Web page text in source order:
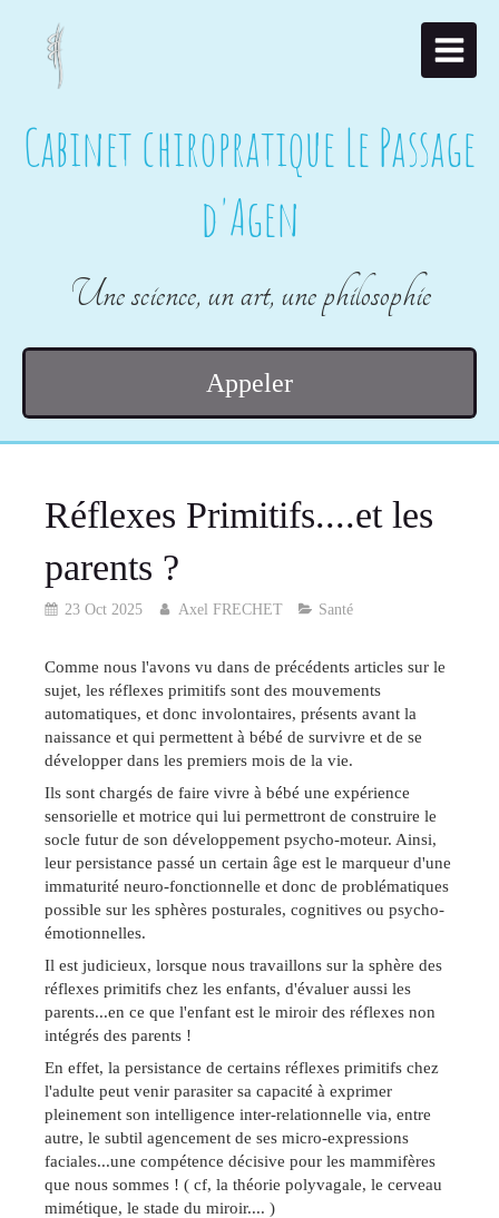
Cabinet chiropratique Le Passage
d'Agen
Une science, un art, une philosophie
Appeler
Réflexes Primitifs....et les
parents ?
23 Oct 2025 Axel FRECHET Santé
Comme nous l'avons vu dans de précédents articles sur le
sujet, les réflexes primitifs sont des mouvements
automatiques, et donc involontaires, présents avant la
naissance et qui permettent à bébé de survivre et de se
développer dans les premiers mois de la vie.
Ils sont chargés de faire vivre à bébé une expérience
sensorielle et motrice qui lui permettront de construire le
socle futur de son développement psycho-moteur. Ainsi,
leur persistance passé un certain âge est le marqueur d'une
immaturité neuro-fonctionnelle et donc de problématiques
possible sur les sphères posturales, cognitives ou psycho-
émotionnelles.
Il est judicieux, lorsque nous travaillons sur la sphère des
réflexes primitifs chez les enfants, d'évaluer aussi les
parents...en ce que l'enfant est le miroir des réflexes non
intégrés des parents !
En effet, la persistance de certains réflexes primitifs chez
l'adulte peut venir parasiter sa capacité à exprimer
pleinement son intelligence inter-relationnelle via, entre
autre, le subtil agencement de ses micro-expressions
faciales...une compétence décisive pour les mammifères
que nous sommes ! ( cf, la théorie polyvagale, le cerveau
mimétique, le stade du miroir.... )